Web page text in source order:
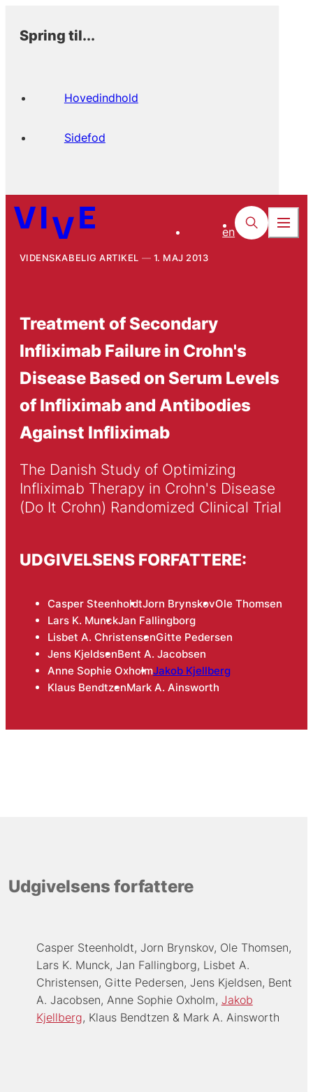
Spring til...
Hovedindhold
Sidefod
en
VIDENSKABELIG ARTIKEL 1. MAJ 2013
Treatment of Secondary
Infliximab Failure in Crohn's
Disease Based on Serum Levels
of Infliximab and Antibodies
Against Infliximab
The Danish Study of Optimizing
Infliximab Therapy in Crohn's Disease
(Do It Crohn) Randomized Clinical Trial
UDGIVELSENS FORFATTERE:
Casper SteenholdtJorn BrynskovOle Thomsen
Lars K. MunckJan Fallingborg
Lisbet A. ChristensenGitte Pedersen
Jens KjeldsenBent A. Jacobsen
Anne Sophie OxholmJakob Kjellberg
Klaus BendtzenMark A. Ainsworth
Udgivelsens forfattere
Casper Steenholdt Jorn Brynskov Ole Thomsen
Lars K. Munck Jan Fallingborg Lisbet A.
Christensen Gitte Pedersen Jens Kjeldsen Bent
A. Jacobsen Anne Sophie Oxholm Jakob
Kjellberg Klaus Bendtzen Mark A. Ainsworth